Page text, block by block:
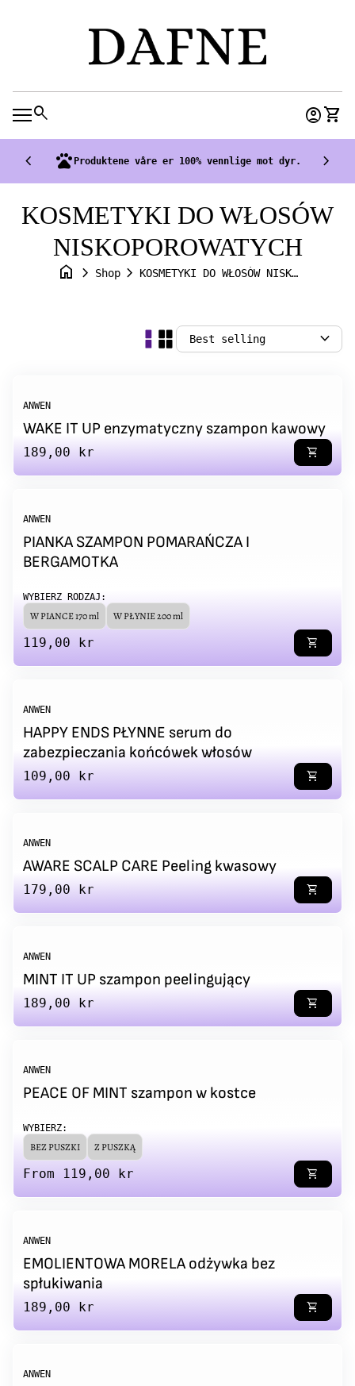
Mobile navigation
search account_circleshopping_cart
pets Produktene våre er 100% vennlige mot dyr.
chevron_left chevron_right
KOSMETYKI DO WŁOSÓW
NISKOPOROWATYCH
home chevron_right Shop chevron_right KOSMETYKI DO WŁOSÓW NISKOPOROWATYCH
expand_more
ANWEN
WAKE IT UP enzymatyczny szampon kawowy
Regular price
189,00 kr shopping_cart
ANWEN
PIANKA SZAMPON POMARAŃCZA I
BERGAMOTKA
WYBIERZ RODZAJ:
W PIANCE 170 ml W PŁYNIE 200 ml
Regular price
119,00 kr shopping_cart
ANWEN
HAPPY ENDS PŁYNNE serum do
zabezpieczania końcówek włosów
Regular price
109,00 kr shopping_cart
ANWEN
AWARE SCALP CARE Peeling kwasowy
Regular price
179,00 kr shopping_cart
ANWEN
MINT IT UP szampon peelingujący
Regular price
189,00 kr shopping_cart
ANWEN
PEACE OF MINT szampon w kostce
WYBIERZ:
BEZ PUSZKI Z PUSZKĄ
Regular price
From 119,00 kr shopping_cart
ANWEN
EMOLIENTOWA MORELA odżywka bez
spłukiwania
Regular price
189,00 kr shopping_cart
ANWEN